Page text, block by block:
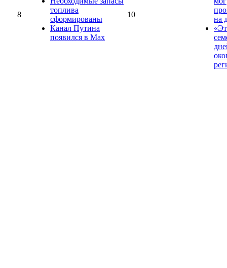
8
топлива
сформированы
Канал Путина
появился в Max
10
на